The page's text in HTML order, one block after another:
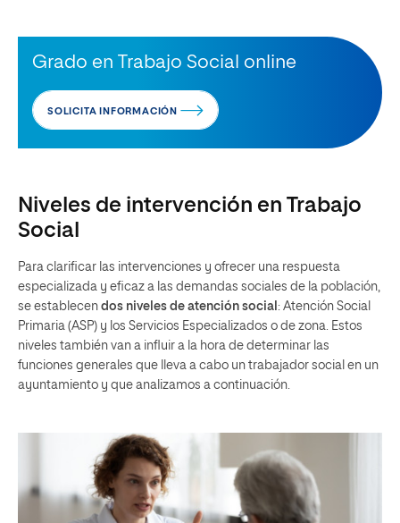
Grado en Trabajo Social online
SOLICITA INFORMACIÓN
Niveles de intervención en Trabajo
Social
Para clarificar las intervenciones y ofrecer una respuesta
especializada y eficaz a las demandas sociales de la población,
se establecen dos niveles de atención social : Atención Social
Primaria (ASP) y los Servicios Especializados o de zona. Estos
niveles también van a influir a la hora de determinar las
funciones generales que lleva a cabo un trabajador social en un
ayuntamiento y que analizamos a continuación.